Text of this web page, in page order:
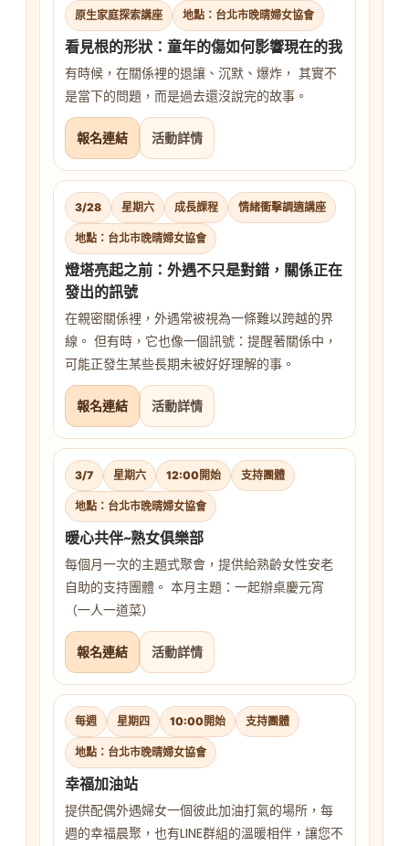
原生家庭探索講座 地點：台北市晚晴婦女協會
看見根的形狀：童年的傷如何影響現在的我
有時候，在關係裡的退讓、沉默、爆炸， 其實不
是當下的問題，而是過去還沒說完的故事。
報名連結 活動詳情
3/28 星期六 成長課程 情緒衝擊調適講座
地點：台北市晚晴婦女協會
燈塔亮起之前：外遇不只是對錯，關係正在
發出的訊號
在親密關係裡，外遇常被視為一條難以跨越的界
線。 但有時，它也像一個訊號：提醒著關係中，
可能正發生某些長期未被好好理解的事。
報名連結 活動詳情
3/7 星期六 12:00開始 支持團體
地點：台北市晚晴婦女協會
暖心共伴~熟女俱樂部
每個月一次的主題式聚會，提供給熟齡女性安老
自助的支持團體。 本月主題：一起辦桌慶元宵
（一人一道菜）
報名連結 活動詳情
每週 星期四 10:00開始 支持團體
地點：台北市晚晴婦女協會
幸福加油站
提供配偶外遇婦女一個彼此加油打氣的場所，每
週的幸福晨聚，也有LINE群組的溫暖相伴，讓您不